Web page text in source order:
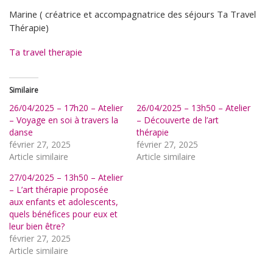
Marine ( créatrice et accompagnatrice des séjours Ta Travel
Thérapie)
Ta travel therapie
Similaire
26/04/2025 – 17h20 – Atelier
– Voyage en soi à travers la
danse
février 27, 2025
Article similaire
26/04/2025 – 13h50 – Atelier
– Découverte de l’art
thérapie
février 27, 2025
Article similaire
27/04/2025 – 13h50 – Atelier
– L’art thérapie proposée
aux enfants et adolescents,
quels bénéfices pour eux et
leur bien être?
février 27, 2025
Article similaire